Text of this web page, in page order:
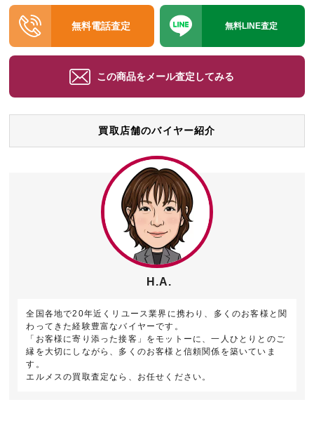
無料電話査定 無料LINE査定
この商品をメール査定してみる
買取店舗のバイヤー紹介
H.A.
全国各地で20年近くリユース業界に携わり、多くのお客様と関
わってきた経験豊富なバイヤーです。
「お客様に寄り添った接客」をモットーに、一人ひとりとのご
縁を大切にしながら、多くのお客様と信頼関係を築いていま
す。
エルメスの買取査定なら、お任せください。